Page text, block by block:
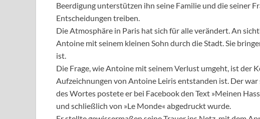
Beerdigung unterstützen ihn seine Familie und die seiner
Entscheidungen treiben.
Die Atmosphäre in Paris hat sich für alle verändert. An
Antoine mit seinem kleinen Sohn durch die Stadt. Sie
ist.
Die Frage, wie Antoine mit seinem Verlust umgeht, ist der
Aufzeichnungen von Antoine Leiris entstanden ist. Der
des Wortes postete er bei Facebook den Text »Meinen
und schließlich von »Le Monde« abgedruckt wurde.